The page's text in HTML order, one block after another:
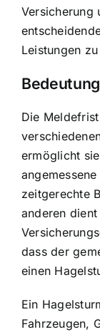
Versicherung
Leistungen
Die
ermöglicht
zeitgerechte
anderen
dass der
einen
Ein
Fahrzeugen,